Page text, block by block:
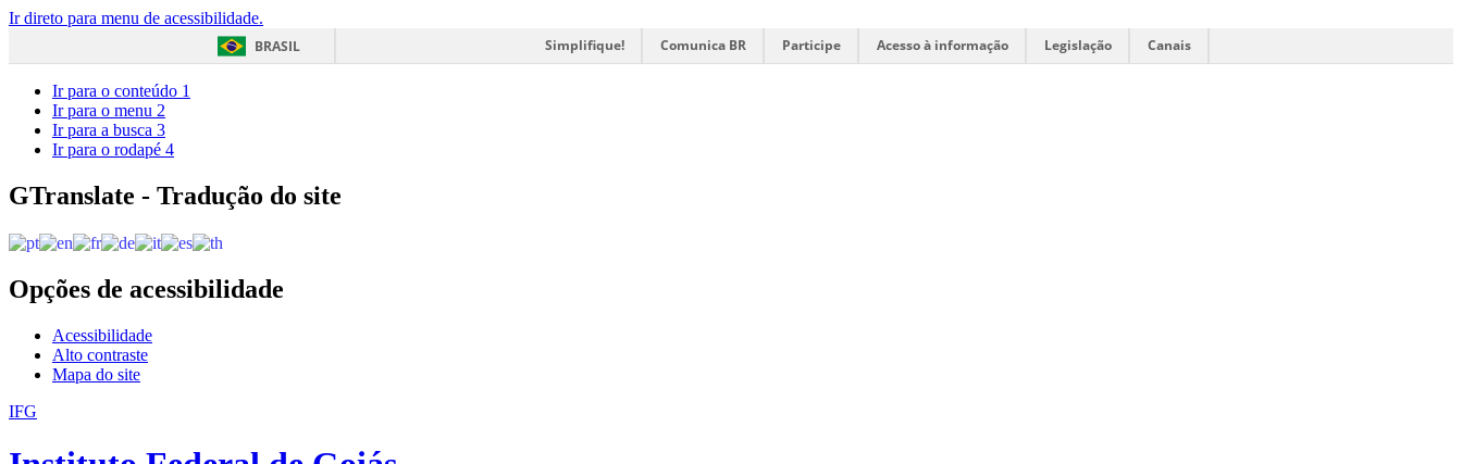
Ir direto para menu de acessibilidade.
BRASIL
Simplifique! Comunica BR Participe Acesso à informação Legislação Canais
Ir para o conteúdo 1
Ir para o menu 2
Ir para a busca 3
Ir para o rodapé 4
GTranslate - Tradução do site
Opções de acessibilidade
Acessibilidade
Alto contraste
Mapa do site
IFG